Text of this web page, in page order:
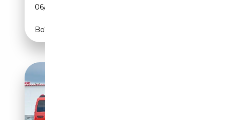
06/2003
Boîte automatique